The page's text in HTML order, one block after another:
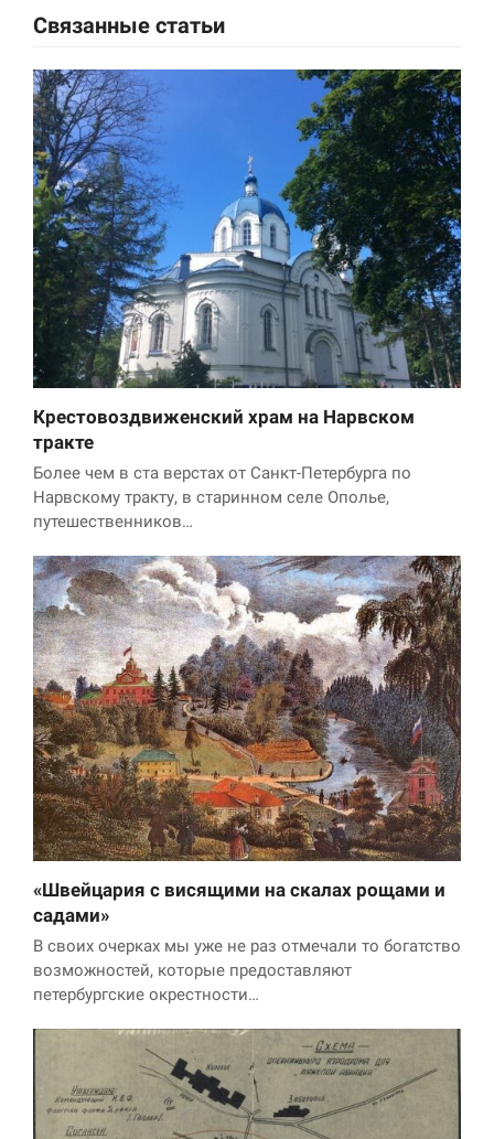
Связанные статьи
Крестовоздвиженский храм на Нарвском
тракте
Более чем в ста верстах от Санкт-Петербурга по
Нарвскому тракту, в старинном селе Ополье,
путешественников…
«Швейцария с висящими на скалах рощами и
садами»
В своих очерках мы уже не раз отмечали то богатство
возможностей, которые предоставляют
петербургские окрестности…